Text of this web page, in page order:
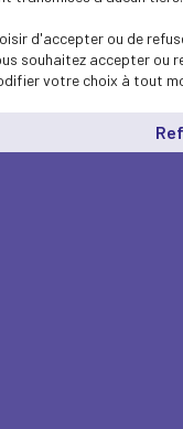
d'accepter ou de
souhaitez accepter ou
votre choix à tout